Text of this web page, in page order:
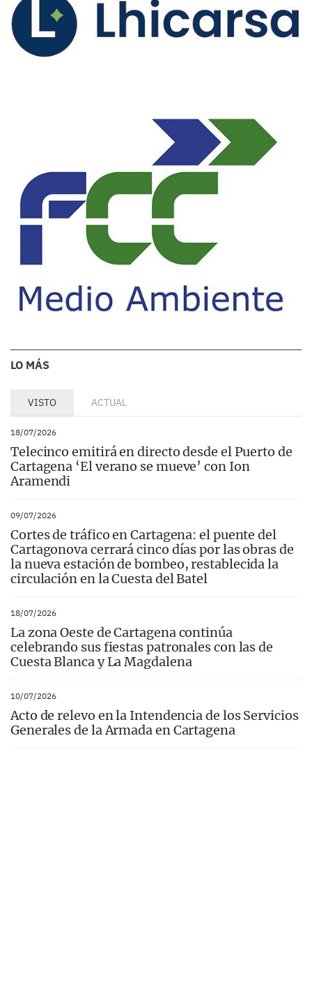
LO MÁS
VISTO ACTUAL
18/07/2026
Telecinco emitirá en directo desde el Puerto de
Cartagena ‘El verano se mueve’ con Ion
Aramendi
09/07/2026
Cortes de tráfico en Cartagena: el puente del
Cartagonova cerrará cinco días por las obras de
la nueva estación de bombeo, restablecida la
circulación en la Cuesta del Batel
18/07/2026
La zona Oeste de Cartagena continúa
celebrando sus fiestas patronales con las de
Cuesta Blanca y La Magdalena
10/07/2026
Acto de relevo en la Intendencia de los Servicios
Generales de la Armada en Cartagena